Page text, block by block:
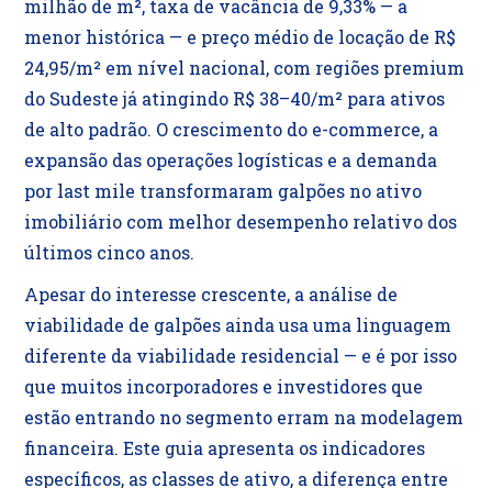
milhão de m², taxa de vacância de 9,33% — a
menor histórica — e preço médio de locação de R$
24,95/m² em nível nacional, com regiões premium
do Sudeste já atingindo R$ 38–40/m² para ativos
de alto padrão. O crescimento do e-commerce, a
expansão das operações logísticas e a demanda
por last mile transformaram galpões no ativo
imobiliário com melhor desempenho relativo dos
últimos cinco anos.
Apesar do interesse crescente, a análise de
viabilidade de galpões ainda usa uma linguagem
diferente da viabilidade residencial — e é por isso
que muitos incorporadores e investidores que
estão entrando no segmento erram na modelagem
financeira. Este guia apresenta os indicadores
específicos, as classes de ativo, a diferença entre